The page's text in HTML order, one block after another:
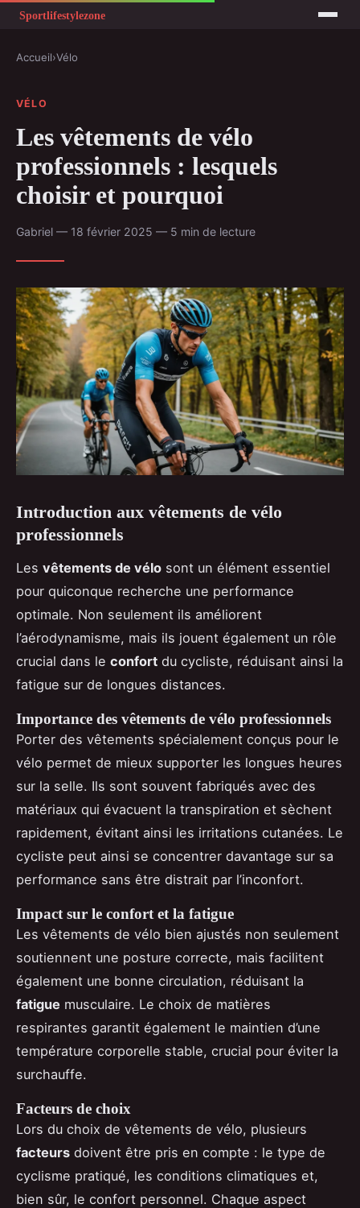
Accueil›Vélo
VÉLO
Les vêtements de vélo
professionnels : lesquels
choisir et pourquoi
Gabriel — 18 février 2025 — 5 min de lecture
Introduction aux vêtements de vélo
professionnels
Les vêtements de vélo sont un élément essentiel
pour quiconque recherche une performance
optimale. Non seulement ils améliorent
l’aérodynamisme, mais ils jouent également un rôle
crucial dans le confort du cycliste, réduisant ainsi la
fatigue sur de longues distances.
Importance des vêtements de vélo professionnels
Porter des vêtements spécialement conçus pour le
vélo permet de mieux supporter les longues heures
sur la selle. Ils sont souvent fabriqués avec des
matériaux qui évacuent la transpiration et sèchent
rapidement, évitant ainsi les irritations cutanées. Le
cycliste peut ainsi se concentrer davantage sur sa
performance sans être distrait par l’inconfort.
Impact sur le confort et la fatigue
Les vêtements de vélo bien ajustés non seulement
soutiennent une posture correcte, mais facilitent
également une bonne circulation, réduisant la
fatigue musculaire. Le choix de matières
respirantes garantit également le maintien d’une
température corporelle stable, crucial pour éviter la
surchauffe.
Facteurs de choix
Lors du choix de vêtements de vélo, plusieurs
facteurs doivent être pris en compte : le type de
cyclisme pratiqué, les conditions climatiques et,
bien sûr, le confort personnel. Chaque aspect